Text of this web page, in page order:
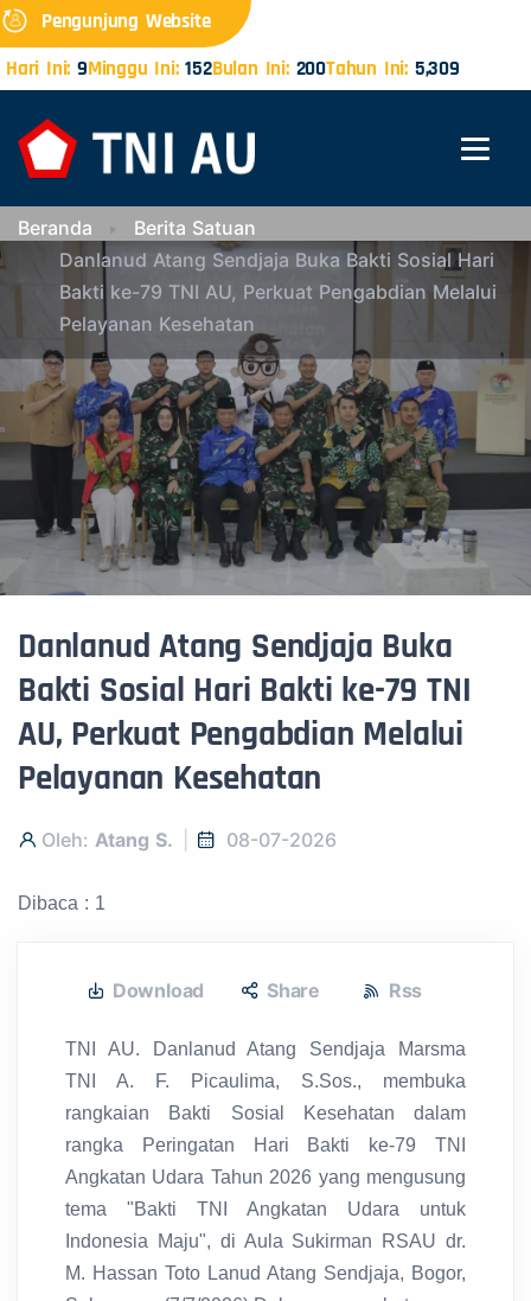
Pengunjung Website
Hari Ini: 9Minggu Ini:152Bulan Ini:200Tahun Ini: 5,309
Beranda
Berita Satuan
Danlanud Atang Sendjaja Buka Bakti Sosial Hari
Bakti ke-79 TNI AU, Perkuat Pengabdian Melalui
Pelayanan Kesehatan
Danlanud Atang Sendjaja Buka
Bakti Sosial Hari Bakti ke-79 TNI
AU, Perkuat Pengabdian Melalui
Pelayanan Kesehatan
Oleh: Atang S. 08-07-2026
Dibaca : 1
Download Share Rss
TNI AU. Danlanud Atang Sendjaja Marsma
TNI A. F. Picaulima, S.Sos., membuka
rangkaian Bakti Sosial Kesehatan dalam
rangka Peringatan Hari Bakti ke-79 TNI
Angkatan Udara Tahun 2026 yang mengusung
tema "Bakti TNI Angkatan Udara untuk
Indonesia Maju", di Aula Sukirman RSAU dr.
M. Hassan Toto Lanud Atang Sendjaja, Bogor,